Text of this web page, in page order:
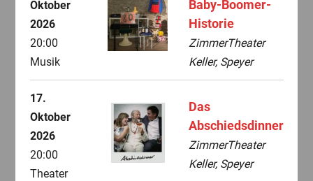
Oktober
2026
20:00
Musik
Baby-Boomer-
Historie
ZimmerTheater
Keller, Speyer
17.
Oktober
2026
20:00
Theater
Das
Abschiedsdinner
ZimmerTheater
Keller, Speyer